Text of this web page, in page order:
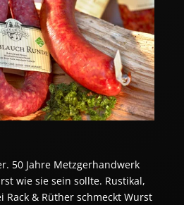
50 Jahre Metzgerhandwerk
wie sie sein sollte. Rustikal,
Rack & Rüther schmeckt Wurst